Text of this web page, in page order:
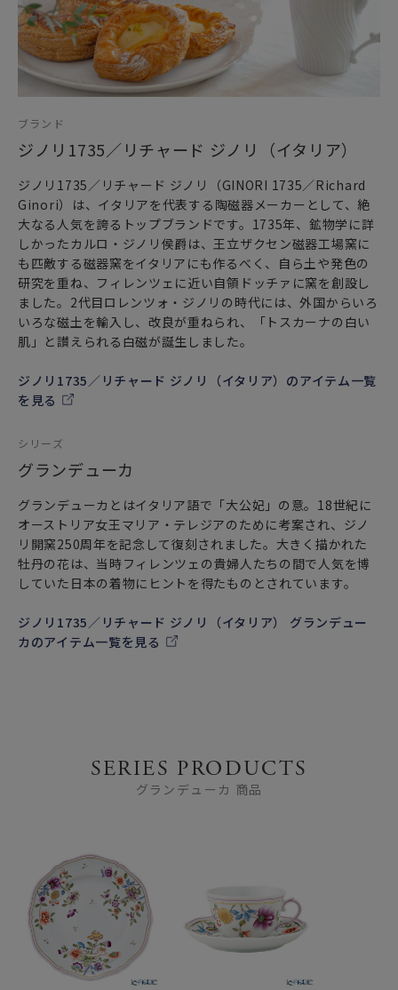
ブランド
ジノリ1735／リチャード ジノリ（イタリア）
ジノリ1735／リチャード ジノリ（GINORI 1735／Richard
Ginori）は、イタリアを代表する陶磁器メーカーとして、絶
大なる人気を誇るトップブランドです。1735年、鉱物学に詳
しかったカルロ・ジノリ侯爵は、王立ザクセン磁器工場窯に
も匹敵する磁器窯をイタリアにも作るべく、自ら土や発色の
研究を重ね、フィレンツェに近い自領ドッチァに窯を創設し
ました。2代目ロレンツォ・ジノリの時代には、外国からいろ
いろな磁土を輸入し、改良が重ねられ、「トスカーナの白い
肌」と讃えられる白磁が誕生しました。
ジノリ1735／リチャード ジノリ（イタリア）のアイテム一覧
を見る
シリーズ
グランデューカ
グランデューカとはイタリア語で「大公妃」の意。18世紀に
オーストリア女王マリア・テレジアのために考案され、ジノ
リ開窯250周年を記念して復刻されました。大きく描かれた
牡丹の花は、当時フィレンツェの貴婦人たちの間で人気を博
していた日本の着物にヒントを得たものとされています。
ジノリ1735／リチャード ジノリ（イタリア） グランデュー
カのアイテム一覧を見る
SERIES PRODUCTS
グランデューカ 商品